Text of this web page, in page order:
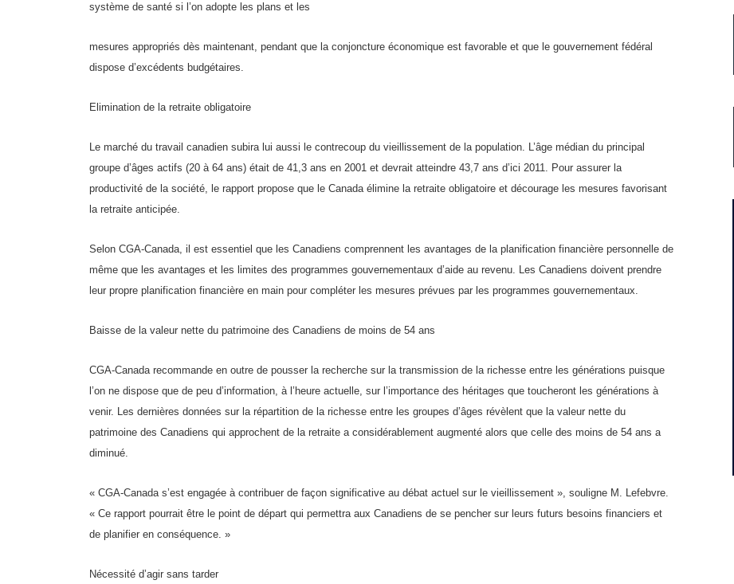
système de santé si l’on adopte les plans et les
mesures appropriés dès maintenant, pendant que la conjoncture économique est favorable et que le gouvernement fédéral
dispose d’excédents budgétaires.
Elimination de la retraite obligatoire
Le marché du travail canadien subira lui aussi le contrecoup du vieillissement de la population. L’âge médian du principal
groupe d’âges actifs (20 à 64 ans) était de 41,3 ans en 2001 et devrait atteindre 43,7 ans d’ici 2011. Pour assurer la
productivité de la société, le rapport propose que le Canada élimine la retraite obligatoire et décourage les mesures favorisant
la retraite anticipée.
Selon CGA-Canada, il est essentiel que les Canadiens comprennent les avantages de la planification financière personnelle de
même que les avantages et les limites des programmes gouvernementaux d’aide au revenu. Les Canadiens doivent prendre
leur propre planification financière en main pour compléter les mesures prévues par les programmes gouvernementaux.
Baisse de la valeur nette du patrimoine des Canadiens de moins de 54 ans
CGA-Canada recommande en outre de pousser la recherche sur la transmission de la richesse entre les générations puisque
l’on ne dispose que de peu d’information, à l’heure actuelle, sur l’importance des héritages que toucheront les générations à
venir. Les dernières données sur la répartition de la richesse entre les groupes d’âges révèlent que la valeur nette du
patrimoine des Canadiens qui approchent de la retraite a considérablement augmenté alors que celle des moins de 54 ans a
diminué.
« CGA-Canada s’est engagée à contribuer de façon significative au débat actuel sur le vieillissement », souligne M. Lefebvre.
« Ce rapport pourrait être le point de départ qui permettra aux Canadiens de se pencher sur leurs futurs besoins financiers et
de planifier en conséquence. »
Nécessité d’agir sans tarder